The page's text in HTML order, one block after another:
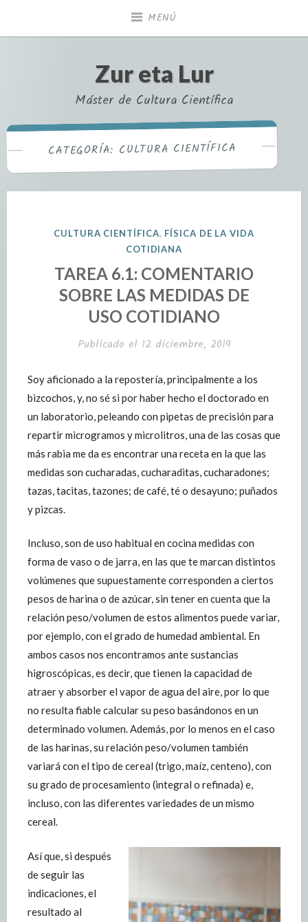
MENÚ
Zur eta Lur
Máster de Cultura Científica
CATEGORÍA: CULTURA CIENTÍFICA
CULTURA CIENTÍFICA, FÍSICA DE LA VIDA
COTIDIANA
TAREA 6.1: COMENTARIO
SOBRE LAS MEDIDAS DE
USO COTIDIANO
Publicado el 12 diciembre, 2019
Soy aficionado a la repostería, principalmente a los
bizcochos, y, no sé si por haber hecho el doctorado en
un laboratorio, peleando con pipetas de precisión para
repartir microgramos y microlitros, una de las cosas que
más rabia me da es encontrar una receta en la que las
medidas son cucharadas, cucharaditas, cucharadones;
tazas, tacitas, tazones; de café, té o desayuno; puñados
y pizcas.
Incluso, son de uso habitual en cocina medidas con
forma de vaso o de jarra, en las que te marcan distintos
volúmenes que supuestamente corresponden a ciertos
pesos de harina o de azúcar, sin tener en cuenta que la
relación peso/volumen de estos alimentos puede variar,
por ejemplo, con el grado de humedad ambiental. En
ambos casos nos encontramos ante sustancias
higroscópicas, es decir, que tienen la capacidad de
atraer y absorber el vapor de agua del aire, por lo que
no resulta fiable calcular su peso basándonos en un
determinado volumen. Además, por lo menos en el caso
de las harinas, su relación peso/volumen también
variará con el tipo de cereal (trigo, maíz, centeno), con
su grado de procesamiento (integral o refinada) e,
incluso, con las diferentes variedades de un mismo
cereal.
Así que, si después
de seguir las
indicaciones, el
resultado al